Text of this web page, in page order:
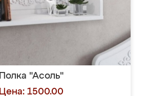
Полка "Асоль"
Цена: 1500.00